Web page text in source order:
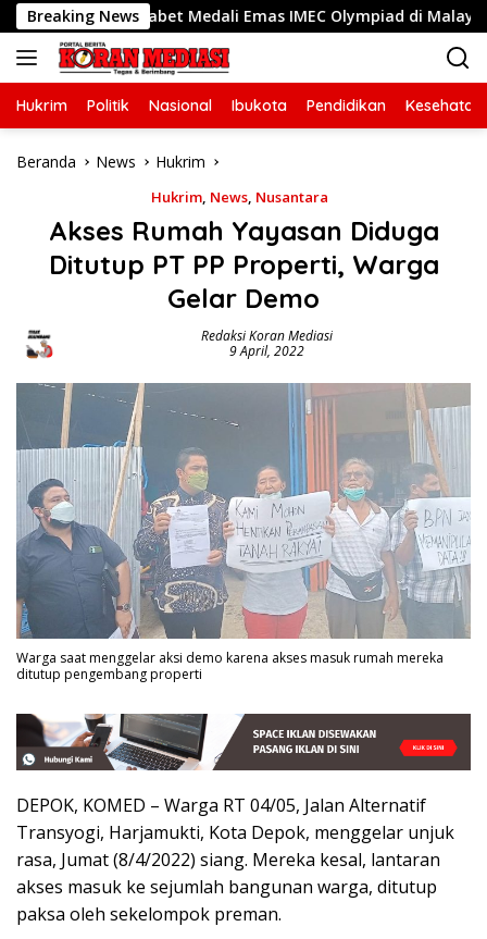
Langsung
ke
konten
Breaking News
Sabet Medali Emas IMEC Olympiad di Malaysia
Hukrim Politik Nasional Ibukota Pendidikan Kesehatan
Beranda News Hukrim
Hukrim, News, Nusantara
Akses Rumah Yayasan Diduga
Ditutup PT PP Properti, Warga
Gelar Demo
Redaksi Koran Mediasi
9 April, 2022
Warga saat menggelar aksi demo karena akses masuk rumah mereka
ditutup pengembang properti
DEPOK, KOMED – Warga RT 04/05, Jalan Alternatif
Transyogi, Harjamukti, Kota Depok, menggelar unjuk
rasa, Jumat (8/4/2022) siang. Mereka kesal, lantaran
akses masuk ke sejumlah bangunan warga, ditutup
paksa oleh sekelompok preman.